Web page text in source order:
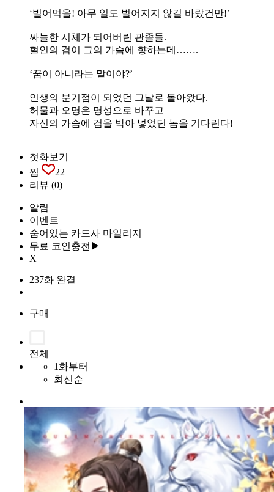
‘빌어먹을! 아무 일도 벌어지지 않길 바랐건만!’
싸늘한 시체가 되어버린 관졸들.
혈인의 검이 그의 가슴에 향하는데…….
‘꿈이 아니라는 말이야?’
인생의 분기점이 되었던 그날로 돌아왔다.
허물과 오명은 명성으로 바꾸고
자신의 가슴에 검을 박아 넣었던 놈을 기다린다!
첫화보기
찜
22
리뷰 (0)
알림
이벤트
숨어있는 카드사 마일리지
무료 코인충전▶
X
237화 완결
구매
전체
1화부터
최신순